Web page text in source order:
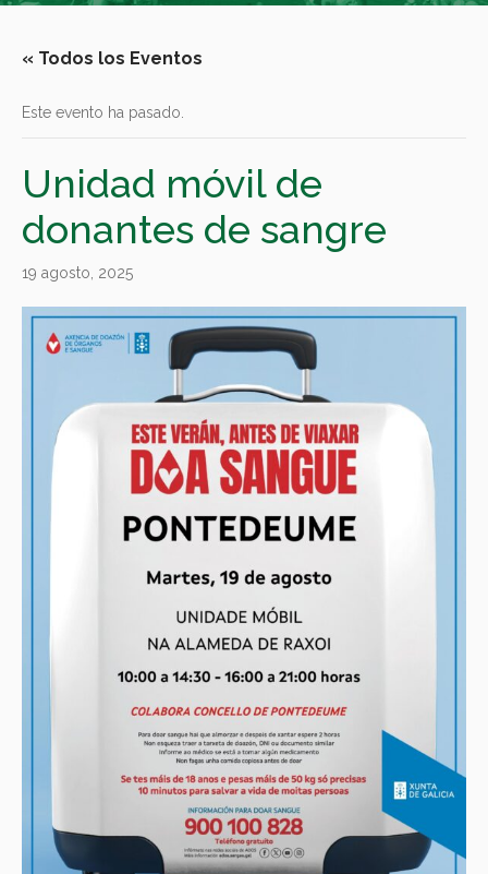
« Todos los Eventos
Este evento ha pasado.
Unidad móvil de
donantes de sangre
19 agosto, 2025